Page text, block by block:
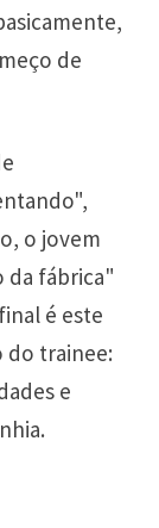
de
o jovem
da fábrica"
é este
do trainee:
e